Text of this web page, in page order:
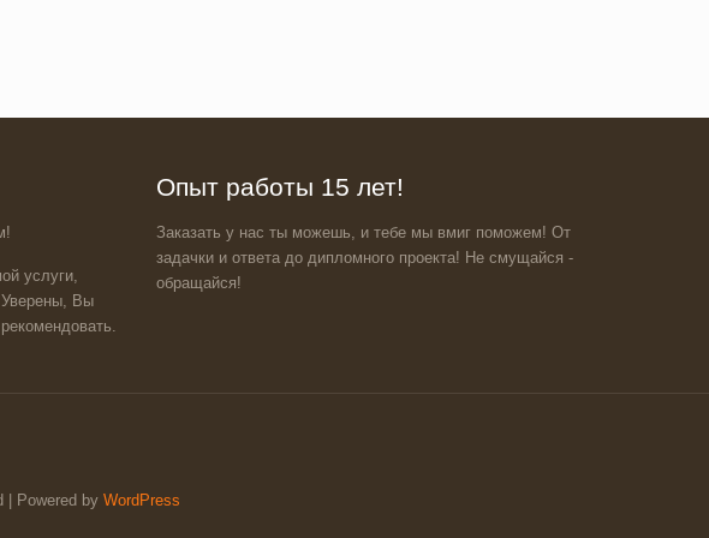
услуги,
Уверены, Вы
Опыт работы 15 лет!
Заказать у нас ты можешь, и тебе мы вмиг поможем! От
задачки и ответа до дипломного проекта! Не смущайся -
обращайся!
| Powered by WordPress